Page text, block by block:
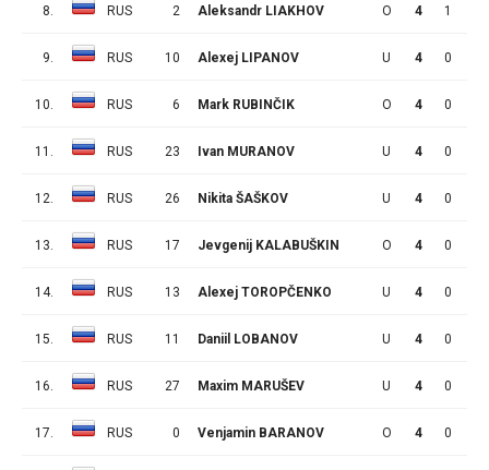
8. RUS 2 Aleksandr LIAKHOV O 4 1
9. RUS 10 Alexej LIPANOV U 4 0
10. RUS 6 Mark RUBINČIK O 4 0
11. RUS 23 Ivan MURANOV U 4 0
12. RUS 26 Nikita ŠAŠKOV U 4 0
13. RUS 17 Jevgenij KALABUŠKIN O 4 0
14. RUS 13 Alexej TOROPČENKO U 4 0
15. RUS 11 Daniil LOBANOV U 4 0
16. RUS 27 Maxim MARUŠEV U 4 0
17. RUS 0 Venjamin BARANOV O 4 0